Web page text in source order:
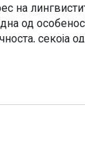
на
од
секоја